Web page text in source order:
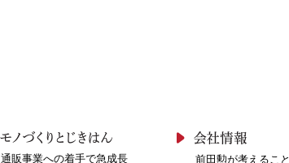
通販事業への着手で急成長 前田勲が考えること